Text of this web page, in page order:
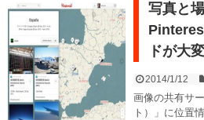
写真と
ドが大
2014/1/12
画像の共有サ
ト）」に位置